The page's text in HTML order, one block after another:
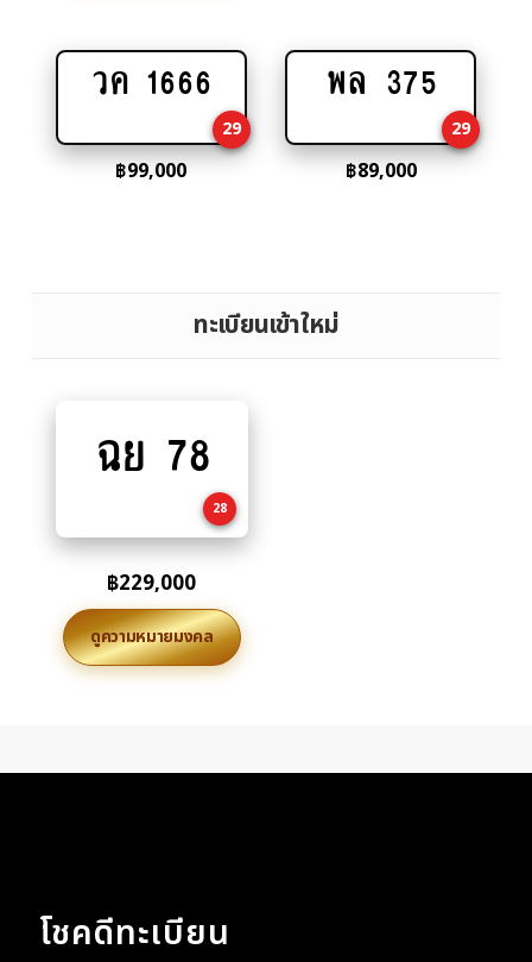
Add
cart
วค 1666
29
฿99,000
Add
cart
พล 375
29
฿89,000
ทะเบียนเข้าใหม่
to
ฉย 78
28
฿229,000
ดูความหมายมงคล
โชคดีทะเบียน